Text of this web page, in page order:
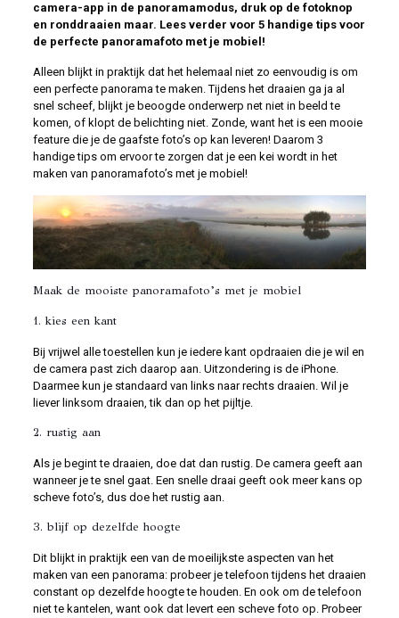
camera-app in de panoramamodus, druk op de fotoknop
en ronddraaien maar. Lees verder voor 5 handige tips voor
de perfecte panoramafoto met je mobiel!
Alleen blijkt in praktijk dat het helemaal niet zo eenvoudig is om
een perfecte panorama te maken. Tijdens het draaien ga ja al
snel scheef, blijkt je beoogde onderwerp net niet in beeld te
komen, of klopt de belichting niet. Zonde, want het is een mooie
feature die je de gaafste foto’s op kan leveren! Daarom 3
handige tips om ervoor te zorgen dat je een kei wordt in het
maken van panoramafoto’s met je mobiel!
Maak de mooiste panoramafoto’s met je mobiel
1. kies een kant
Bij vrijwel alle toestellen kun je iedere kant opdraaien die je wil en
de camera past zich daarop aan. Uitzondering is de iPhone.
Daarmee kun je standaard van links naar rechts draaien. Wil je
liever linksom draaien, tik dan op het pijltje.
2. rustig aan
Als je begint te draaien, doe dat dan rustig. De camera geeft aan
wanneer je te snel gaat. Een snelle draai geeft ook meer kans op
scheve foto’s, dus doe het rustig aan.
3. blijf op dezelfde hoogte
Dit blijkt in praktijk een van de moeilijkste aspecten van het
maken van een panorama: probeer je telefoon tijdens het draaien
constant op dezelfde hoogte te houden. En ook om de telefoon
niet te kantelen, want ook dat levert een scheve foto op. Probeer